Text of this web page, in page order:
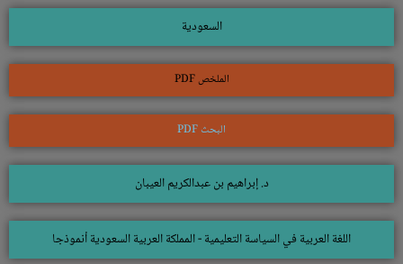
السعودية
الملخص PDF
البحث PDF
د. إبراهيم بن عبدالكريم العيبان
اللغة العربية في السياسة التعليمية - المملكة العربية السعودية أنموذجا